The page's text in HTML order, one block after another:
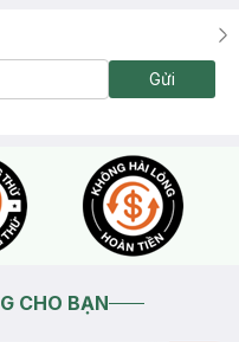
Gửi
CHO BẠN